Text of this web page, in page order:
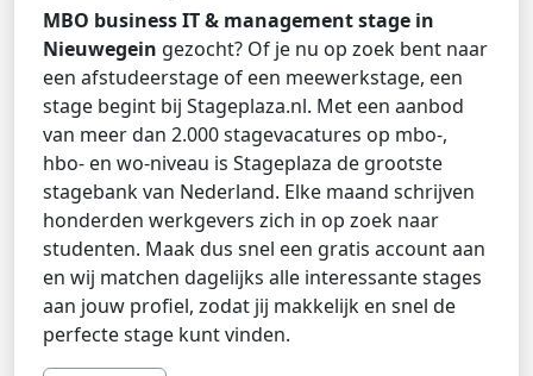
MBO business IT & management stage in
Nieuwegein gezocht? Of je nu op zoek bent naar
een afstudeerstage of een meewerkstage, een
stage begint bij Stageplaza.nl. Met een aanbod
van meer dan 2.000 stagevacatures op mbo-,
hbo- en wo-niveau is Stageplaza de grootste
stagebank van Nederland. Elke maand schrijven
honderden werkgevers zich in op zoek naar
studenten. Maak dus snel een gratis account aan
en wij matchen dagelijks alle interessante stages
aan jouw profiel, zodat jij makkelijk en snel de
perfecte stage kunt vinden.